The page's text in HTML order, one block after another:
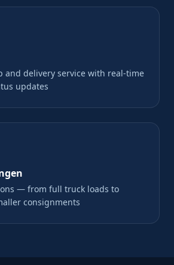
and delivery service with real-time
updates
— from full truck loads to
consignments